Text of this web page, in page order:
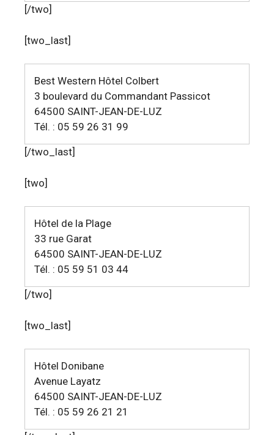
[/two]
[two_last]
Best Western Hôtel Colbert
3 boulevard du Commandant Passicot
64500 SAINT-JEAN-DE-LUZ
Tél. : 05 59 26 31 99
[/two_last]
[two]
Hôtel de la Plage
33 rue Garat
64500 SAINT-JEAN-DE-LUZ
Tél. : 05 59 51 03 44
[/two]
[two_last]
Hôtel Donibane
Avenue Layatz
64500 SAINT-JEAN-DE-LUZ
Tél. : 05 59 26 21 21